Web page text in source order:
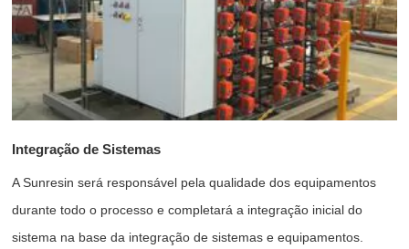
Integração de Sistemas
A Sunresin será responsável pela qualidade dos equipamentos
durante todo o processo e completará a integração inicial do
sistema na base da integração de sistemas e equipamentos.